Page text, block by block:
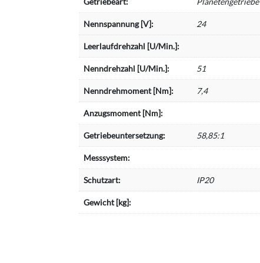
Nennspannung [V]: 24
Leerlaufdrehzahl [U/Min.]:
Nenndrehzahl [U/Min.]: 51
Nenndrehmoment [Nm]: 7,4
Anzugsmoment [Nm]:
Getriebeuntersetzung: 58,85:1
Messsystem:
Schutzart: IP20
Gewicht [kg]: